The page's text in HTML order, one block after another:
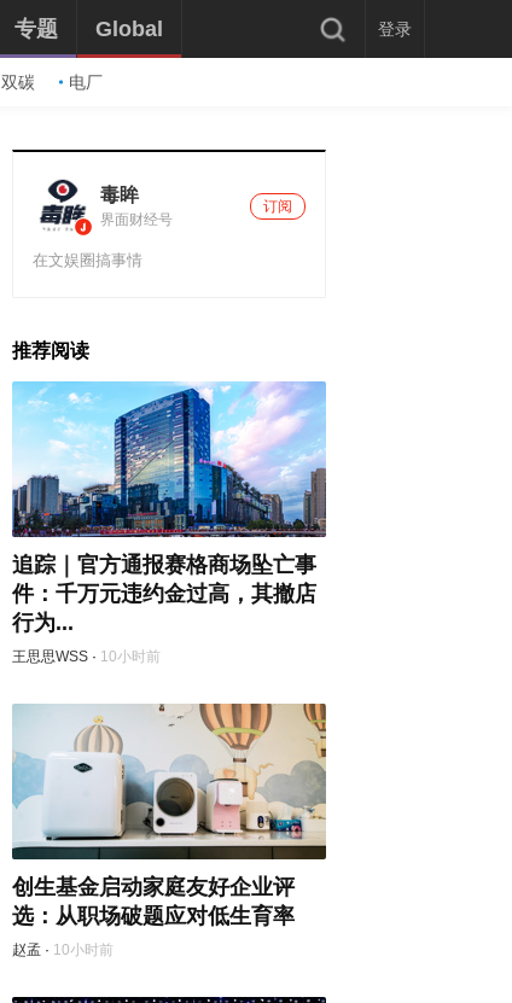
双碳 电厂
专题 Global 登录
毒眸
界面财经号
订阅
在文娱圈搞事情
推荐阅读
追踪｜官方通报赛格商场坠亡事
件：千万元违约金过高，其撤店
行为...
王思思WSS · 10小时前
创生基金启动家庭友好企业评
选：从职场破题应对低生育率
赵孟 · 10小时前